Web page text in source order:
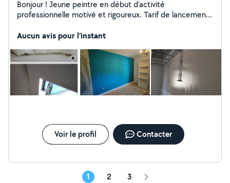
Bonjour ! Jeune peintre en début d'activité
professionnelle motivé et rigoureux. Tarif de lancement
surface simple, afin de constituer des références client.
Aucun avis pour l'instant
Voir le profil Contacter
1 2 3 Page